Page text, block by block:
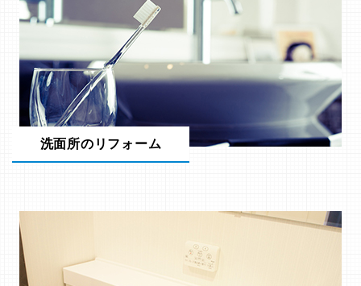
洗面所のリフォーム